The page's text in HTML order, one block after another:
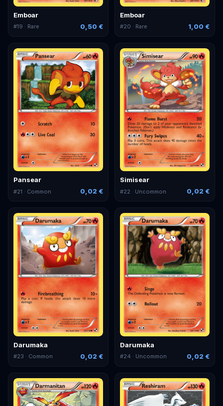
Emboar
#19 · Rare 0,50 €
Emboar
#20 · Rare 1,00 €
Pansear
#21 · Common 0,02 €
Simisear
#22 · Uncommon 0,02 €
Darumaka
#23 · Common 0,02 €
Darumaka
#24 · Uncommon 0,02 €